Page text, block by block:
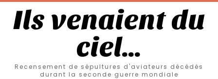
Ils venaient du
ciel…
Recensement de sépultures d'aviateurs décédés
durant la seconde guerre mondiale